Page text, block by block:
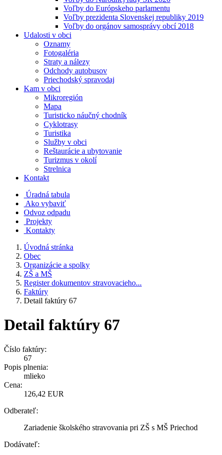
Voľby do Európskeho parlamentu
Voľby prezidenta Slovenskej republiky 2019
Voľby do orgánov samosprávy obcí 2018
Udalosti v obci
Oznamy
Fotogaléria
Straty a nálezy
Odchody autobusov
Priechodský spravodaj
Kam v obci
Mikroregión
Mapa
Turisticko náučný chodník
Cyklotrasy
Turistika
Služby v obci
Reštaurácie a ubytovanie
Turizmus v okolí
Strelnica
Kontakt
Úradná tabula
Ako vybaviť
Odvoz odpadu
Projekty
Kontakty
Úvodná stránka
Obec
Organizácie a spolky
ZŠ a MŠ
Register dokumentov stravovacieho...
Faktúry
Detail faktúry 67
Detail faktúry 67
Číslo faktúry:
67
Popis plnenia:
mlieko
Cena:
126,42 EUR
Odberateľ:
Zariadenie školského stravovania pri ZŠ s MŠ Priechod
Dodávateľ: